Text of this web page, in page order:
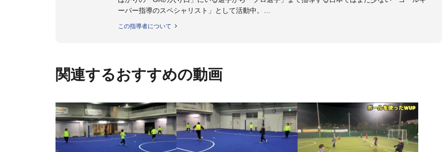
ーパー指導のスペシャリスト」として活動中。
この指導者について
関連するおすすめの動画